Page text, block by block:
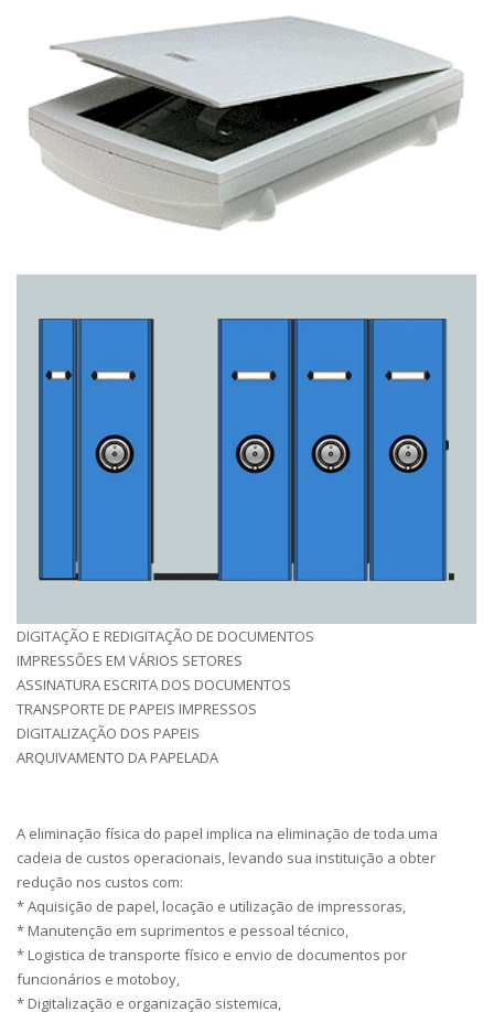
DIGITAÇÃO E REDIGITAÇÃO DE DOCUMENTOS
IMPRESSÕES EM VÁRIOS SETORES
ASSINATURA ESCRITA DOS DOCUMENTOS
TRANSPORTE DE PAPEIS IMPRESSOS
DIGITALIZAÇÃO DOS PAPEIS
ARQUIVAMENTO DA PAPELADA
A eliminação física do papel implica na eliminação de toda uma
cadeia de custos operacionais, levando sua instituição a obter
redução nos custos com:
* Aquisição de papel, locação e utilização de impressoras,
* Manutenção em suprimentos e pessoal técnico,
* Logistica de transporte físico e envio de documentos por
funcionários e motoboy,
* Digitalização e organização sistemica,